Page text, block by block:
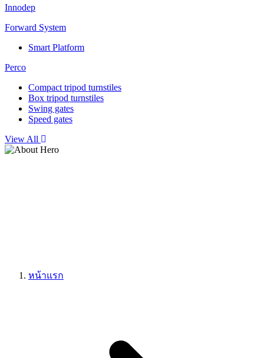
Innodep
Forward System
Smart Platform
Perco
Compact tripod turnstiles
Box tripod turnstiles
Swing gates
Speed gates
View All
หน้าแรก